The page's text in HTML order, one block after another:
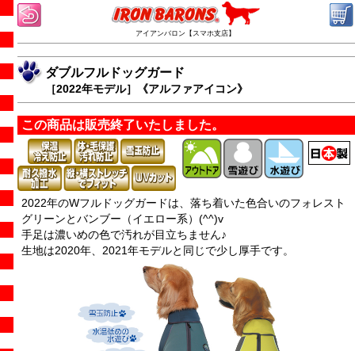
アイアンバロン【スマホ支店】
ダブルフルドッグガード
［2022年モデル］《アルファアイコン》
この商品は販売終了いたしました。
2022年のWフルドッグガードは、落ち着いた色合いのフォレスト
グリーンとバンブー（イエロー系）(^^)v
手足は濃いめの色で汚れが目立ちません♪
生地は2020年、2021年モデルと同じで少し厚手です。